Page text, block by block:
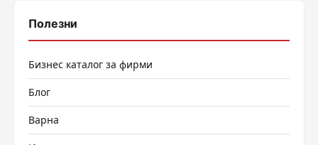
Полезни
Бизнес каталог за фирми
Блог
Варна